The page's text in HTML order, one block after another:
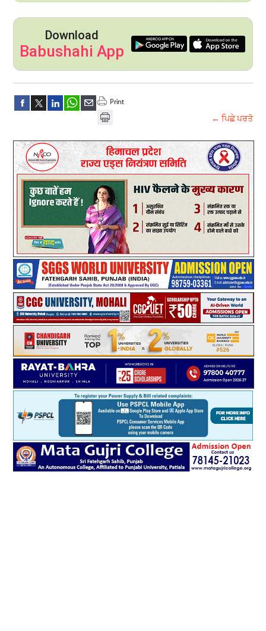
Download
Babushahi App
← ਪਿਛੇ ਪਰਤੋ